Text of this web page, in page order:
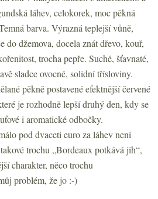
láhev, celokorek, moc pěkná
barva. Výrazná teplejší vůně,
do džemova, docela znát dřevo, kouř,
trocha pepře. Suché, šťavnaté,
sladce ovocné, solidní třísloviny.
pěkně postavené efektnější červené
je rozhodně lepší druhý den, kdy se
i aromatické odbočky.
pod dvaceti euro za láhev není
trochu „Bordeaux potkává jih“,
charakter, něco trochu
problém, že jo :-)